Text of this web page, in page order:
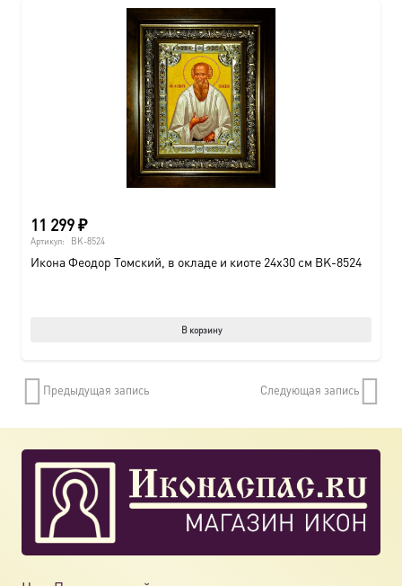
11 299₽
Артикул: BK-8524
Икона Феодор Томский, в окладе и киоте 24х30 см BK-8524
В корзину
Предыдущая запись Следующая запись